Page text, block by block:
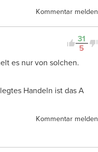
Kommentar melden
31
5
es nur von solchen.
Handeln ist das A
Kommentar melden